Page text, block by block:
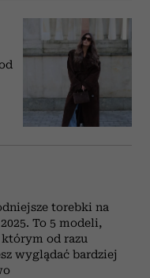
torebki na
To 5 modeli,
od razu
wyglądać bardziej